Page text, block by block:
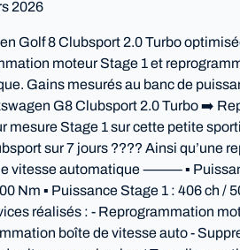
2026
Golf 8 Clubsport 2.0 Turbo
moteur Stage 1 et
Gains mesurés au banc de
G8 Clubsport 2.0 Turbo ➡️
mesure Stage 1 sur cette petite
sur 7 jours ???? Ainsi qu’une
vitesse automatique ⸻ ▪️
Nm ▪️ Puissance Stage 1 : 406
réalisés : - Reprogrammation
boîte de vitesse auto -